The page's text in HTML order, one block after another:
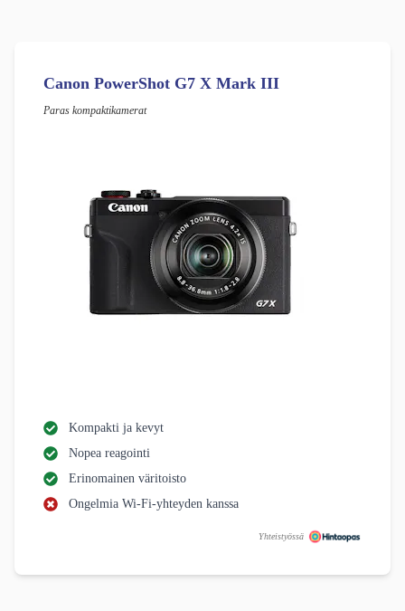
Canon PowerShot G7 X Mark III
Paras kompaktikamerat
Kompakti ja kevyt
Nopea reagointi
Erinomainen väritoisto
Ongelmia Wi-Fi-yhteyden kanssa
Yhteistyössä